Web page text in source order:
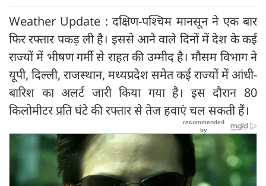
Weather Update : दक्षिण-पश्चिम मानसून ने एक बार
फिर रफ्तार पकड़ ली है। इससे आने वाले दिनों में देश के कई
राज्यों में भीषण गर्मी से राहत की उम्मीद है। मौसम विभाग ने
यूपी, दिल्ली, राजस्थान, मध्यप्रदेश समेत कई राज्यों में आंधी-
बारिश का अलर्ट जारी किया गया है। इस दौरान 80
किलोमीटर प्रति घंटे की रफ्तार से तेज हवाएं चल सकती हैं।